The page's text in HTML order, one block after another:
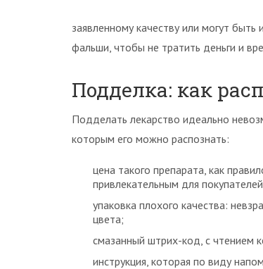
заявленному качеству или могут
фальши, чтобы не тратить деньги и
Подделка: как
Подделать лекарство идеально
которым его можно распознать:
цена такого препарата, как
привлекательным для
упаковка плохого качества:
цвета;
смазанный штрих-код, с чтением
инструкция, которая по виду